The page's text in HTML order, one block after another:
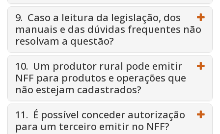
9. Caso a leitura da legislação, dos
manuais e das dúvidas frequentes não
resolvam a questão?
10. Um produtor rural pode emitir
NFF para produtos e operações que
não estejam cadastrados?
11. É possível conceder autorização
para um terceiro emitir no NFF?